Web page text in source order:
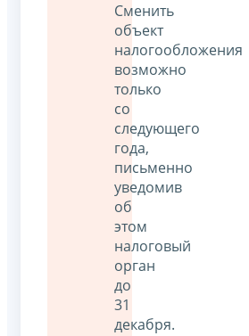
Сменить
объект
налогообложения
возможно
только
со
следующего
года,
письменно
уведомив
об
этом
налоговый
орган
до
31
декабря.